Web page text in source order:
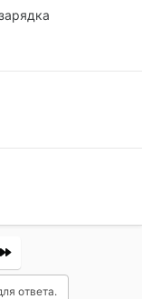
Last
ответа.